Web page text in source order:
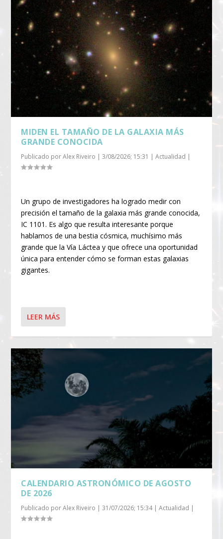
MIDEN EL TAMAÑO DE LA GALAXIA MÁS
GRANDE CONOCIDA
Publicado porAlex Riveiro |3/08/2026; 15:31 |Actualidad |
Un grupo de investigadores ha logrado medir con
precisión el tamaño de la galaxia más grande conocida,
IC 1101. Es algo que resulta interesante porque
hablamos de una bestia cósmica, muchísimo más
grande que la Vía Láctea y que ofrece una oportunidad
única para entender cómo se forman estas galaxias
gigantes.
LEER MÁS
CALENDARIO ASTRONÓMICO DE AGOSTO
DE 2026
Publicado porAlex Riveiro |31/07/2026; 15:34|Actualidad